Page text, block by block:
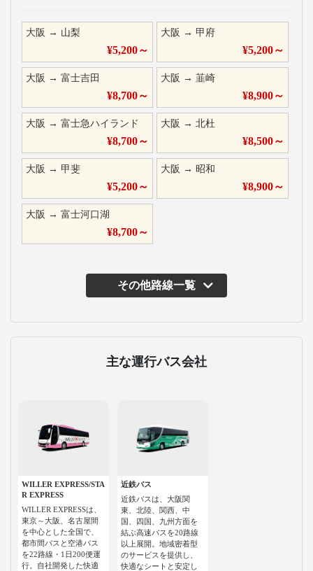
大阪 → 山梨
¥5,200～
大阪 → 甲府
¥5,200～
大阪 → 富士吉田
¥8,700～
大阪 →韮崎
¥8,900～
大阪 → 富士急ハイランド
¥8,700～
大阪 →北杜
¥8,500～
大阪 → 甲斐
¥5,200～
大阪 → 昭和
¥8,900～
大阪 → 富士河口湖
¥8,700～
その他路線一覧
主な運行バス会社
WILLER EXPRESS/STA
R EXPRESS
WILLER EXPRESSは、
東京～大阪、名古屋間
を中心とした全国で、
都市間バスと空港バス
を22路線・1日200便運
行。自社開発した快適
近鉄バス
近鉄バスは、大阪関
東、北陸、関西、中
国、四国、九州方面を
結ぶ高速バスを20路線
以上展開。地域密着型
のサービスを提供し、
快適なシートと安定し